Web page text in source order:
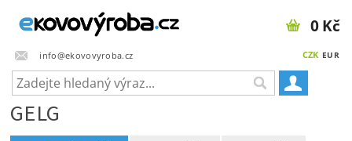
info@ekovovyroba.cz CZK EUR
0 Kč
GELG